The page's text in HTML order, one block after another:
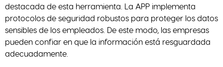
destacada de esta herramienta. La APP implementa
protocolos de seguridad robustos para proteger los datos
sensibles de los empleados. De este modo, las empresas
pueden confiar en que la información está resguardada
adecuadamente.